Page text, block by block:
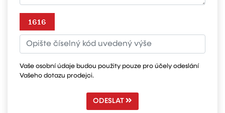
Vaše osobní údaje budou použity pouze pro účely odeslání
Vašeho dotazu prodejci.
ODESLAT